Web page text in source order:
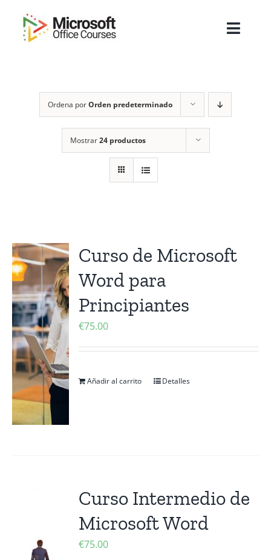
contenido
Sobre Nosotros
Cursos
Masters
Contactanos
Ordena porOrden predeterminado
Mostrar24 productos
Curso de Microsoft
Word para
Principiantes
€75.00
Añadir al carrito Detalles
Curso Intermedio de
Microsoft Word
€75.00